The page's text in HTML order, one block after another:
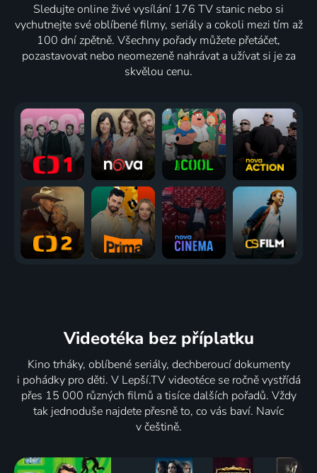
Sledujte online živé vysílání 176 TV stanic nebo si
vychutnejte své oblíbené filmy, seriály a cokoli mezi tím až
100 dní zpětně. Všechny pořady můžete přetáčet,
pozastavovat nebo neomezeně nahrávat a užívat si je za
skvělou cenu.
Videotéka bez příplatku
Kino trháky, oblíbené seriály, dechberoucí dokumenty
i pohádky pro děti. V Lepší.TV videotéce se ročně vystřídá
přes 15 000 různých filmů a tisíce dalších pořadů. Vždy
tak jednoduše najdete přesně to, co vás baví. Navíc
v češtině.